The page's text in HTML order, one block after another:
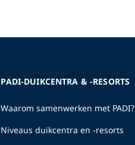
PADI-DUIKCENTRA & -RESORTS
Waarom samenwerken met PADI?
Niveaus duikcentra en -resorts